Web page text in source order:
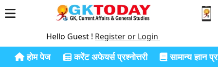
Hello Guest ! Register or Login
होम पेज करेंट अफेयर्स प्रश्नोत्तरी सामान्य ज्ञान